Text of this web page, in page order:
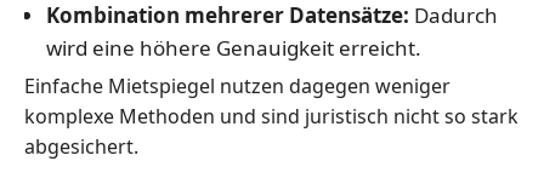
Kombination mehrerer Datensätze: Dadurch
wird eine höhere Genauigkeit erreicht.
Einfache Mietspiegel nutzen dagegen weniger
komplexe Methoden und sind juristisch nicht so stark
abgesichert.